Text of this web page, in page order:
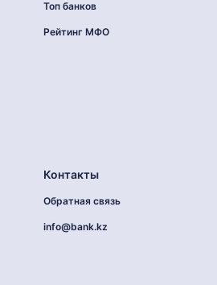
Топ банков
Рейтинг МФО
Контакты
Обратная связь
info@bank.kz